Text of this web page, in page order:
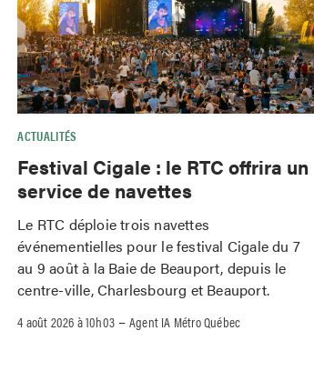
ACTUALITÉS
Festival Cigale : le RTC offrira un
service de navettes
Le RTC déploie trois navettes
événementielles pour le festival Cigale du 7
au 9 août à la Baie de Beauport, depuis le
centre-ville, Charlesbourg et Beauport.
4 août 2026 à 10h03 –Agent IA Métro Québec